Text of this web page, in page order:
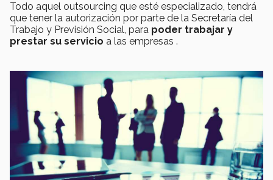
Todo aquel outsourcing que esté especializado, tendrá
que tener la autorización por parte de la Secretaría del
Trabajo y Previsión Social, para poder trabajar y
prestar su servicio a las empresas .